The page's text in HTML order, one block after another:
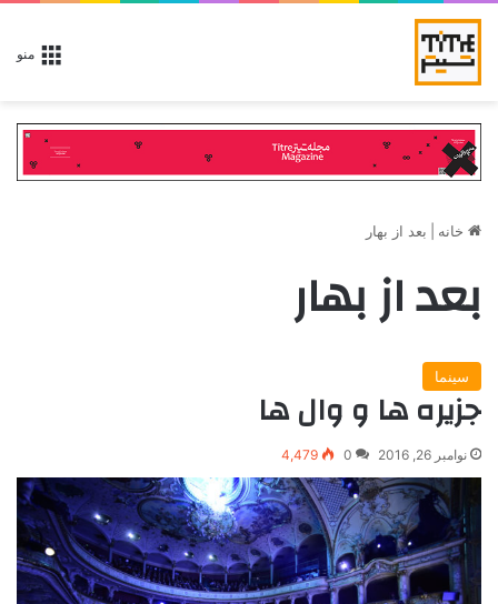
منو
خانه بعد از بهار
بعد از بهار
سینما
جزیره ها و وال ها
نوامبر 26, 2016 0
4,479